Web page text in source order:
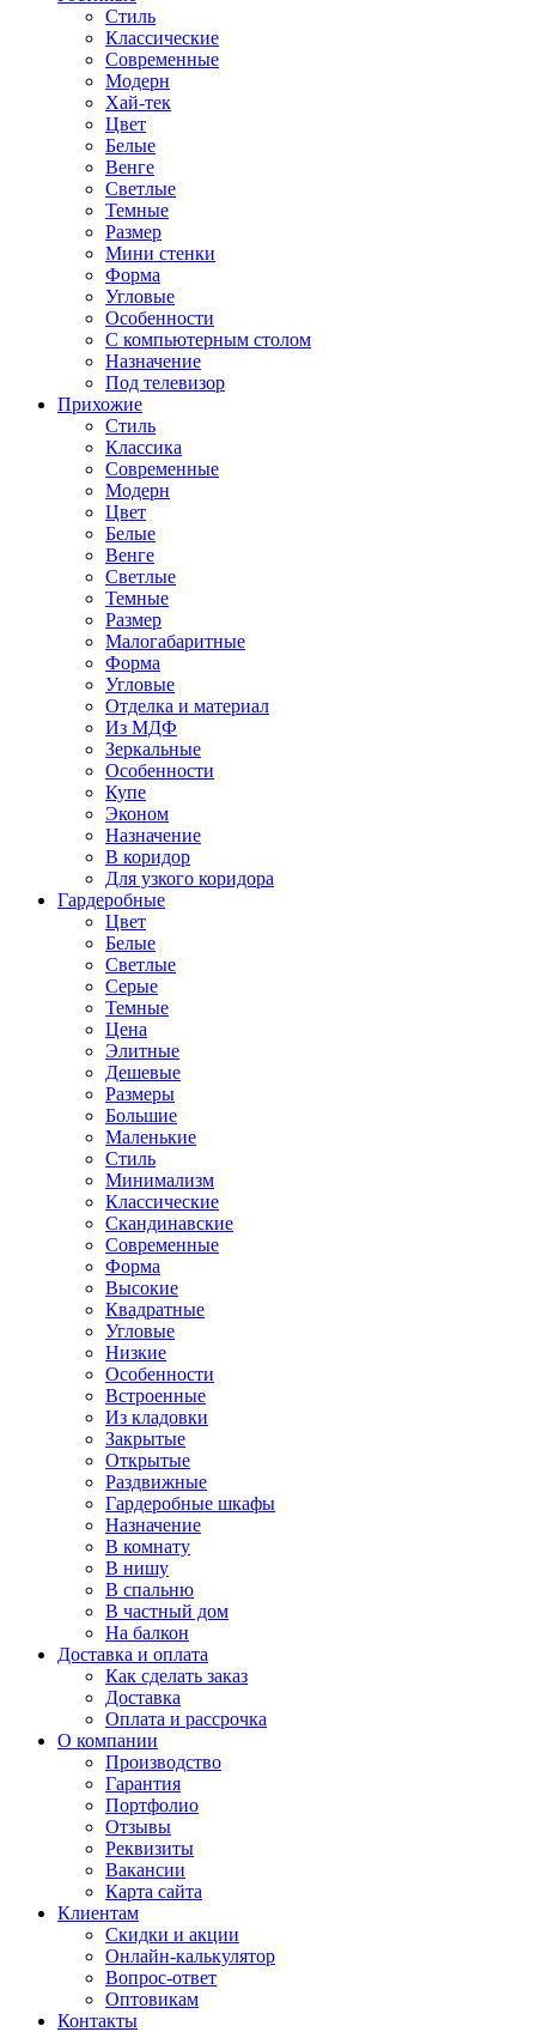
Стиль
Классические
Современные
Модерн
Хай-тек
Цвет
Белые
Венге
Светлые
Темные
Размер
Мини стенки
Форма
Угловые
Особенности
С компьютерным столом
Назначение
Под телевизор
Прихожие
Стиль
Классика
Современные
Модерн
Цвет
Белые
Венге
Светлые
Темные
Размер
Малогабаритные
Форма
Угловые
Отделка и материал
Из МДФ
Зеркальные
Особенности
Купе
Эконом
Назначение
В коридор
Для узкого коридора
Гардеробные
Цвет
Белые
Светлые
Серые
Темные
Цена
Элитные
Дешевые
Размеры
Большие
Маленькие
Стиль
Минимализм
Классические
Скандинавские
Современные
Форма
Высокие
Квадратные
Угловые
Низкие
Особенности
Встроенные
Из кладовки
Закрытые
Открытые
Раздвижные
Гардеробные шкафы
Назначение
В комнату
В нишу
В спальню
В частный дом
На балкон
Доставка и оплата
Как сделать заказ
Доставка
Оплата и рассрочка
О компании
Производство
Гарантия
Портфолио
Отзывы
Реквизиты
Вакансии
Карта сайта
Клиентам
Скидки и акции
Онлайн-калькулятор
Вопрос-ответ
Оптовикам
Контакты